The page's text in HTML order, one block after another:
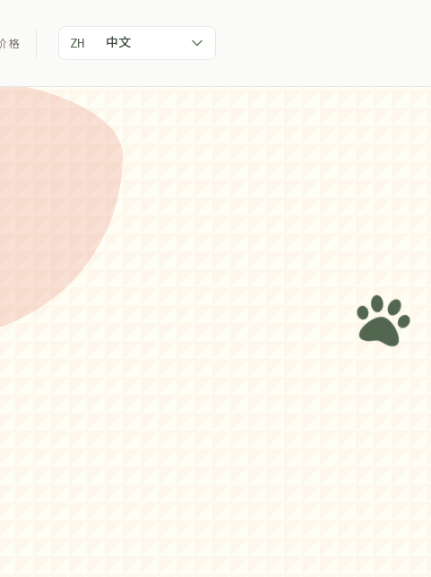
格 ZH 中文